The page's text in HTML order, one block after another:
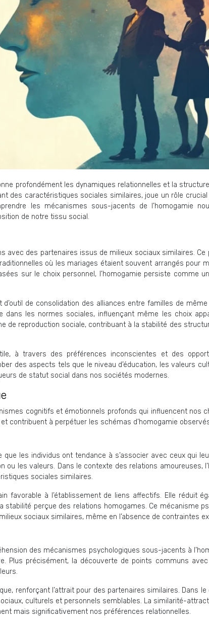
profondément les dynamiques relationnelles et la
des caractéristiques sociales similaires, joue un rôle
les mécanismes sous-jacents de l’homogamie
de notre tissu social.
avec des partenaires issus de milieux sociaux similaires. Ce
où les mariages étaient souvent arrangés pour
sur le choix personnel, l’homogamie persiste comme
de consolidation des alliances entre familles de
les normes sociales, influençant même les choix
de reproduction sociale, contribuant à la stabilité des
à travers des préférences inconscientes et des
des aspects tels que le niveau d’éducation, les valeurs
de statut social dans nos sociétés modernes.
cognitifs et émotionnels profonds qui influencent nos
contribuent à perpétuer les schémas d’homogamie
que les individus ont tendance à s’associer avec ceux qui
ou les valeurs. Dans le contexte des relations amoureuses,
sociales similaires.
favorable à l’établissement de liens affectifs. Elle réduit
perçue des relations homogames. Ce mécanisme
sociaux similaires, même en l’absence de contraintes
des mécanismes psychologiques sous-jacents à
Plus précisément, la découverte de points communs
renforçant l’attrait pour des partenaires similaires. Dans
culturels et personnels semblables. La similarité-
mais significativement nos préférences relationnelles.